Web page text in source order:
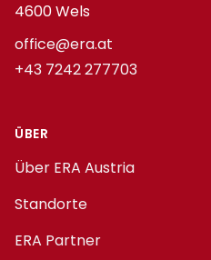
4600 Wels
office@era.at
+43 7242 277703
ÜBER
Über ERA Austria
Standorte
ERA Partner